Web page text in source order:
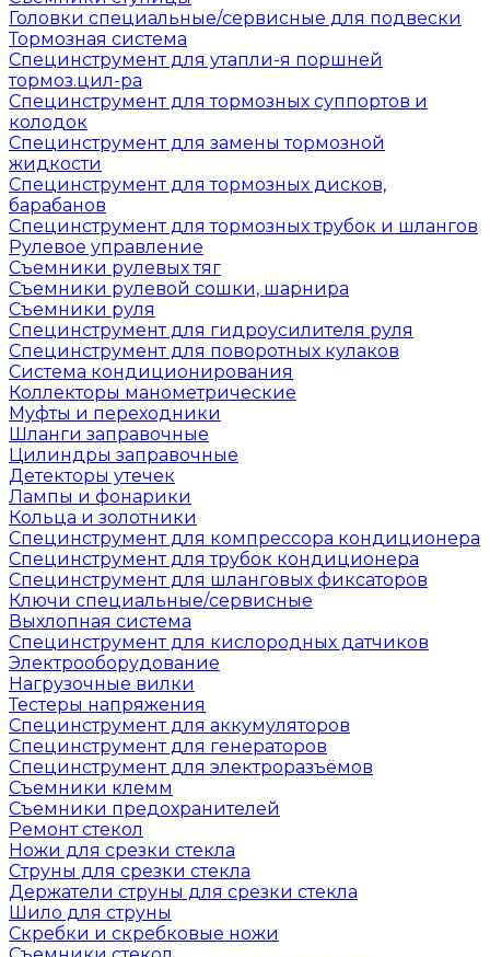
Головки специальные/сервисные для подвески
Тормозная система
Специнструмент для утапли-я поршней
тормоз.цил-ра
Специнструмент для тормозных суппортов и
колодок
Специнструмент для замены тормозной
жидкости
Специнструмент для тормозных дисков,
барабанов
Специнструмент для тормозных трубок и шлангов
Рулевое управление
Съемники рулевых тяг
Съемники рулевой сошки, шарнира
Съемники руля
Специнструмент для гидроусилителя руля
Специнструмент для поворотных кулаков
Система кондиционирования
Коллекторы манометрические
Муфты и переходники
Шланги заправочные
Цилиндры заправочные
Детекторы утечек
Лампы и фонарики
Кольца и золотники
Специнструмент для компрессора кондиционера
Специнструмент для трубок кондиционера
Специнструмент для шланговых фиксаторов
Ключи специальные/сервисные
Выхлопная система
Специнструмент для кислородных датчиков
Электрооборудование
Нагрузочные вилки
Тестеры напряжения
Специнструмент для аккумуляторов
Специнструмент для генераторов
Специнструмент для электроразъёмов
Съемники клемм
Съемники предохранителей
Ремонт стекол
Ножи для срезки стекла
Струны для срезки стекла
Держатели струны для срезки стекла
Шило для струны
Скребки и скребковые ножи